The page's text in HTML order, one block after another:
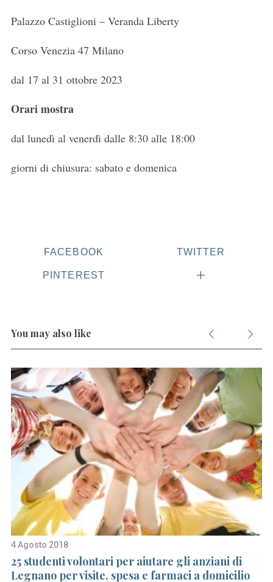
Palazzo Castiglioni – Veranda Liberty
Corso Venezia 47 Milano
dal 17 al 31 ottobre 2023
Orari mostra
dal lunedì al venerdì dalle 8:30 alle 18:00
giorni di chiusura: sabato e domenica
FACEBOOK TWITTER
PINTEREST
You may also like
4 Agosto 2018
25 studenti volontari per aiutare gli anziani di
Legnano per visite, spesa e farmaci a domicilio